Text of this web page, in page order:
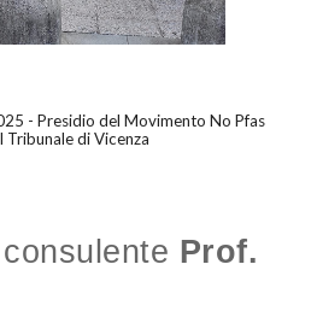
- Presidio del Movimento No Pfas
Tribunale di Vicenza
Prof.